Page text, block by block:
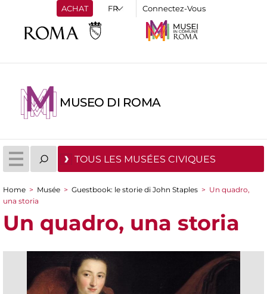
ACHAT Connectez-Vous
MUSEO DI ROMA
TOUS LES MUSÉES CIVIQUES
You are here
Home > Musée > Guestbook: le storie di John Staples > Un quadro,
una storia
Un quadro, una storia